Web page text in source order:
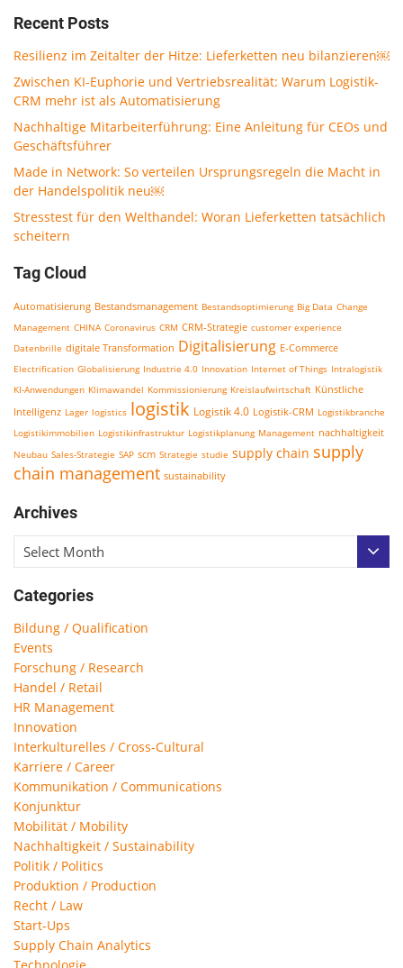
Recent Posts
Resilienz im Zeitalter der Hitze: Lieferketten neu bilanzieren￼
Zwischen KI-Euphorie und Vertriebsrealität: Warum Logistik-
CRM mehr ist als Automatisierung
Nachhaltige Mitarbeiterführung: Eine Anleitung für CEOs und
Geschäftsführer
Made in Network: So verteilen Ursprungsregeln die Macht in
der Handelspolitik neu￼
Stresstest für den Welthandel: Woran Lieferketten tatsächlich
scheitern
Tag Cloud
Automatisierung Bestandsmanagement Bestandsoptimierung Big Data Change
Management CHINA Coronavirus CRM CRM-Strategie customer experience
Datenbrille digitale Transformation Digitalisierung E-Commerce
Electrification Globalisierung Industrie 4.0 Innovation Internet of Things Intralogistik
KI-Anwendungen Klimawandel Kommissionierung Kreislaufwirtschaft Künstliche
Intelligenz Lager logistics logistik Logistik 4.0 Logistik-CRM Logistikbranche
Logistikimmobilien Logistikinfrastruktur Logistikplanung Management nachhaltigkeit
Neubau Sales-Strategie SAP scm Strategie studie supply chain supply
chain management sustainability
Archives
Select Month
Categories
Bildung / Qualification
Events
Forschung / Research
Handel / Retail
HR Management
Innovation
Interkulturelles / Cross-Cultural
Karriere / Career
Kommunikation / Communications
Konjunktur
Mobilität / Mobility
Nachhaltigkeit / Sustainability
Politik / Politics
Produktion / Production
Recht / Law
Start-Ups
Supply Chain Analytics